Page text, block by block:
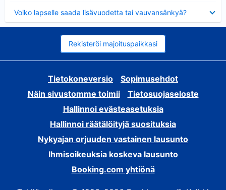
Voiko lapselle saada lisävuodetta tai vauvansänkyä?
Rekisteröi majoituspaikkasi
Tietokoneversio
Sopimusehdot
Näin sivustomme toimii
Tietosuojaseloste
Hallinnoi evästeasetuksia
Hallinnoi räätälöityjä suosituksia
Nykyajan orjuuden vastainen lausunto
Ihmisoikeuksia koskeva lausunto
Booking.com yhtiönä